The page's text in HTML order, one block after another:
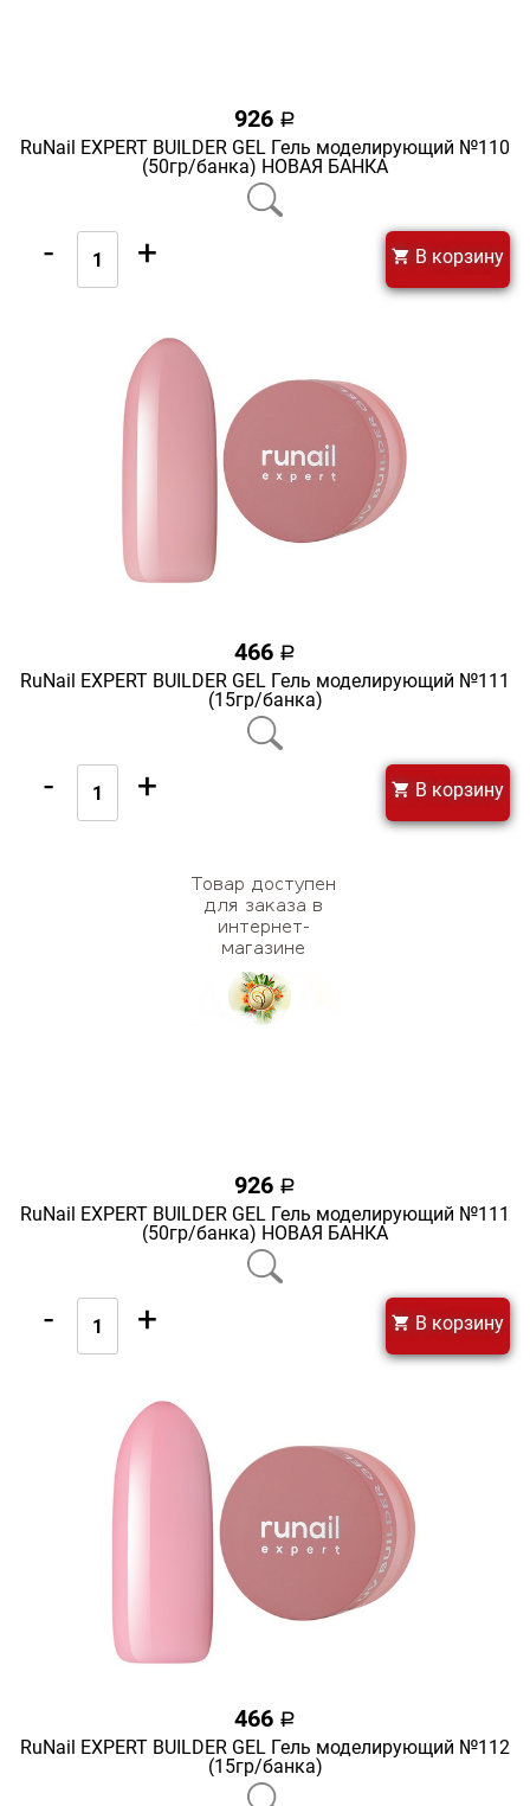
926 a
RuNail EXPERT BUILDER GEL Гель моделирующий №110
(50гр/банка) НОВАЯ БАНКА
- + В корзину
466 a
RuNail EXPERT BUILDER GEL Гель моделирующий №111
(15гр/банка)
- + В корзину
926 a
RuNail EXPERT BUILDER GEL Гель моделирующий №111
(50гр/банка) НОВАЯ БАНКА
- + В корзину
466 a
RuNail EXPERT BUILDER GEL Гель моделирующий №112
(15гр/банка)